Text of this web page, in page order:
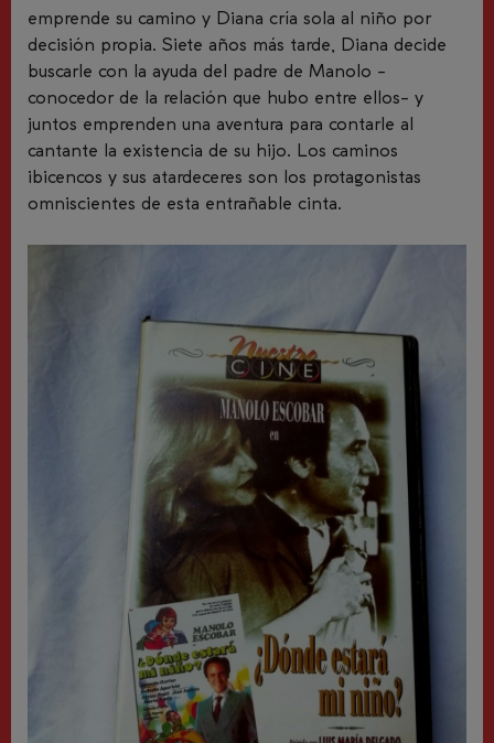
emprende su camino y Diana cría sola al niño por
decisión propia. Siete años más tarde, Diana decide
buscarle con la ayuda del padre de Manolo -
conocedor de la relación que hubo entre ellos- y
juntos emprenden una aventura para contarle al
cantante la existencia de su hijo. Los caminos
ibicencos y sus atardeceres son los protagonistas
omniscientes de esta entrañable cinta.